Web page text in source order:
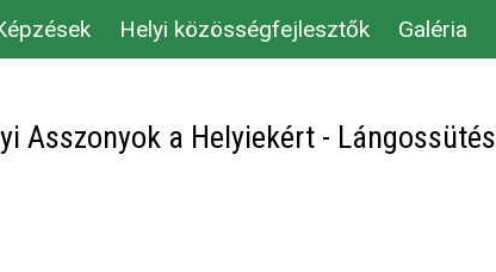
Helyi közösségfejlesztők Galéria
Asszonyok a Helyiekért - Lángossütés